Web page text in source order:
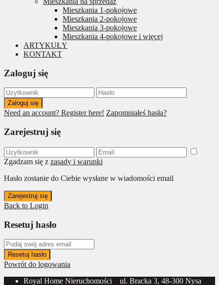
Mieszkania 1-pokojowe
Mieszkania 2-pokojowe
Mieszkania 3-pokojowe
Mieszkania 4-pokojowe i więcej
ARTYKUŁY
KONTAKT
Zaloguj się
Zaloguj się
Need an account? Register here! Zapomniałeś hasła?
Zarejestruj się
Zgadzam się z zasady i warunki
Hasło zostanie do Ciebie wysłane w wiadomości email
Zarejestruj się
Back to Login
Resetuj hasło
Resetuj hasło
Powrót do logowania
Royal Home Nieruchomości
ul. Bracka 3, 48-300 Nysa